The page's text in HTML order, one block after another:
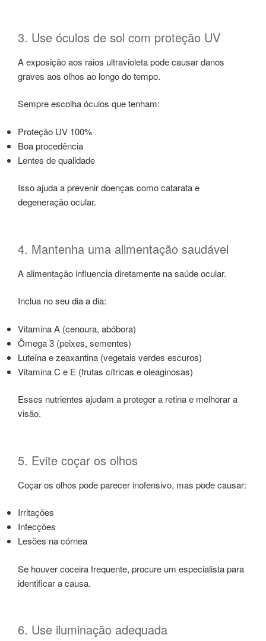
3. Use óculos de sol com proteção UV
A exposição aos raios ultravioleta pode causar danos
graves aos olhos ao longo do tempo.
Sempre escolha óculos que tenham:
Proteção UV 100%
Boa procedência
Lentes de qualidade
Isso ajuda a prevenir doenças como catarata e
degeneração ocular.
4. Mantenha uma alimentação saudável
A alimentação influencia diretamente na saúde ocular.
Inclua no seu dia a dia:
Vitamina A (cenoura, abóbora)
Ômega 3 (peixes, sementes)
Luteína e zeaxantina (vegetais verdes escuros)
Vitamina C e E (frutas cítricas e oleaginosas)
Esses nutrientes ajudam a proteger a retina e melhorar a
visão.
5. Evite coçar os olhos
Coçar os olhos pode parecer inofensivo, mas pode causar:
Irritações
Infecções
Lesões na córnea
Se houver coceira frequente, procure um especialista para
identificar a causa.
6. Use iluminação adequada